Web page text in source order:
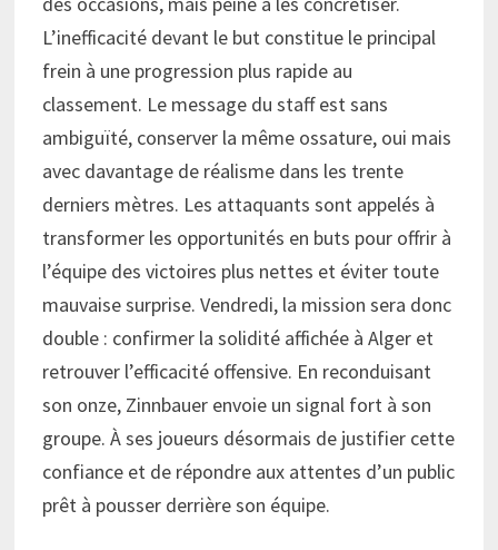
L’inefficacité devant le but constitue le principal
frein à une progression plus rapide au
classement. Le message du staff est sans
ambiguïté, conserver la même ossature, oui mais
avec davantage de réalisme dans les trente
derniers mètres. Les attaquants sont appelés à
transformer les opportunités en buts pour offrir à
l’équipe des victoires plus nettes et éviter toute
mauvaise surprise. Vendredi, la mission sera donc
double : confirmer la solidité affichée à Alger et
retrouver l’efficacité offensive. En reconduisant
son onze, Zinnbauer envoie un signal fort à son
groupe. À ses joueurs désormais de justifier cette
confiance et de répondre aux attentes d’un public
prêt à pousser derrière son équipe.